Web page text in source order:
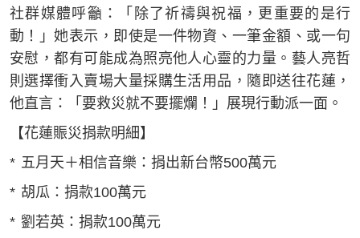
社群媒體呼籲：「除了祈禱與祝福，更重要的是行
動！」她表示，即使是一件物資、一筆金額、或一句
安慰，都有可能成為照亮他人心靈的力量。藝人亮哲
則選擇衝入賣場大量採購生活用品，隨即送往花蓮，
他直言：「要救災就不要擺爛！」展現行動派一面。
【花蓮賑災捐款明細】
* 五月天＋相信音樂：捐出新台幣500萬元
* 胡瓜：捐款100萬元
* 劉若英：捐款100萬元